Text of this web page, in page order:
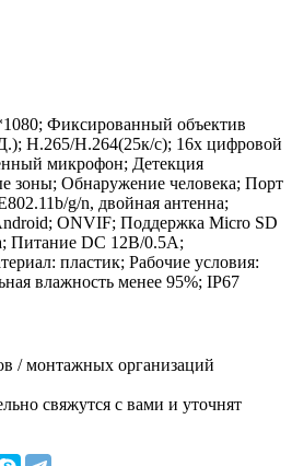
Фиксированный объектив
H.265/H.264(25к/с); 16x цифровой
микрофон; Детекция
зоны; Обнаружение человека; Порт
g/n, двойная антенна;
ONVIF; Поддержка Micro SD
Питание DC 12В/0.5A;
пластик; Рабочие условия:
влажность менее 95%; IP67
/ монтажных организаций
свяжутся с вами и уточнят